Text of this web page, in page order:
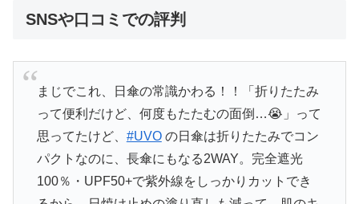
SNSや口コミでの評判
まじでこれ、日傘の常識かわる！！「折りたたみ
って便利だけど、何度もたたむの面倒…😭」って
思ってたけど、 #UVOの日傘は折りたたみでコン
パクトなのに、長傘にもなる2WAY。完全遮光
100％・UPF50+で紫外線をしっかりカットでき